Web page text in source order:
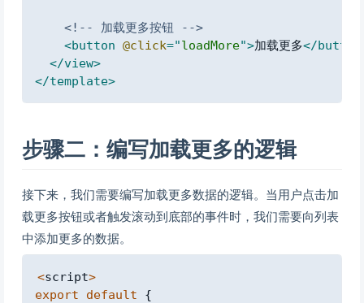
<!-- 加载更多按钮 -->
<button @click="loadMore">加载更多</button
</view>
</template>
步骤二：编写加载更多的逻辑
接下来，我们需要编写加载更多数据的逻辑。当用户点击加
载更多按钮或者触发滚动到底部的事件时，我们需要向列表
中添加更多的数据。
<script>
export
default
{